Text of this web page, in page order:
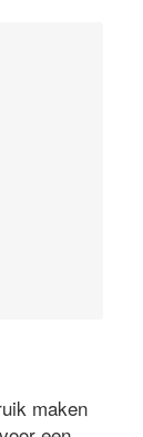
maken